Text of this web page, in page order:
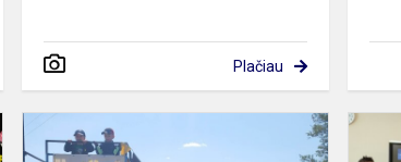
Plačiau
Tik
tak,
Šventinė
mokslo